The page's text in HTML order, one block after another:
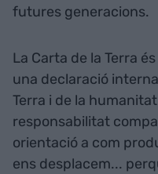
futures generacions.
La Carta de la Terra
una declaració
Terra i de la
responsabilitat
orientació a com
ens desplacem...